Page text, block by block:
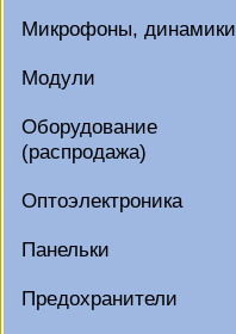
Микрофоны, динамики
Модули
Оборудование
(распродажа)
Оптоэлектроника
Панельки
Предохранители